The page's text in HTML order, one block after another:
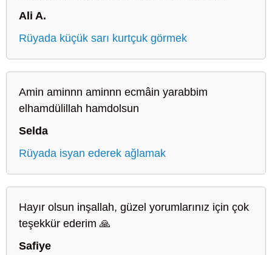
Ali A.
Rüyada küçük sarı kurtçuk görmek
Amin aminnn aminnn ecmâin yarabbim
elhamdülillah hamdolsun
Selda
Rüyada isyan ederek ağlamak
Hayır olsun inşallah, güzel yorumlarınız için çok
teşekkür ederim 🙏
Safiye